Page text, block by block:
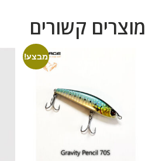
מוצרים קשורים
מבצע!